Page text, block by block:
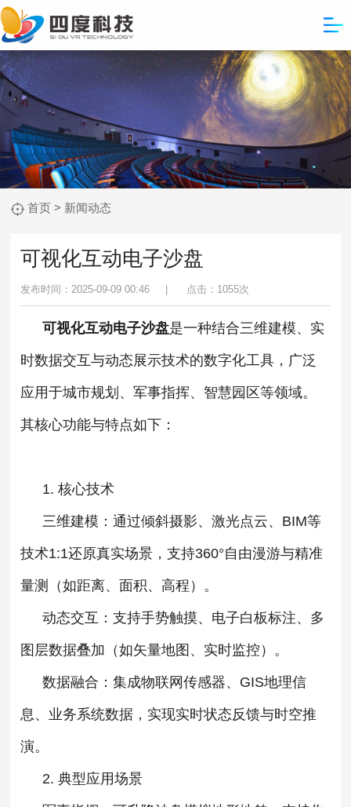
首页 > 新闻动态
可视化互动电子沙盘
发布时间：2025-09-09 00:46 | 点击： 1055次
可视化互动电子沙盘是一种结合三维建模、实
时数据交互与动态展示技术的数字化工具，广泛
应用于城市规划、军事指挥、智慧园区等领域。
其核心功能与特点如下：
1. ‌核心技术‌
三维建模‌：通过倾斜摄影、激光点云、BIM等
技术1:1还原真实场景，支持360°自由漫游与精准
量测（如距离、面积、高程）‌。
动态交互‌：支持手势触摸、电子白板标注、多
图层数据叠加（如矢量地图、实时监控）‌。
数据融合‌：集成物联网传感器、GIS地理信
息、业务系统数据，实现实时状态反馈与时空推
演‌。
2. ‌典型应用场景‌